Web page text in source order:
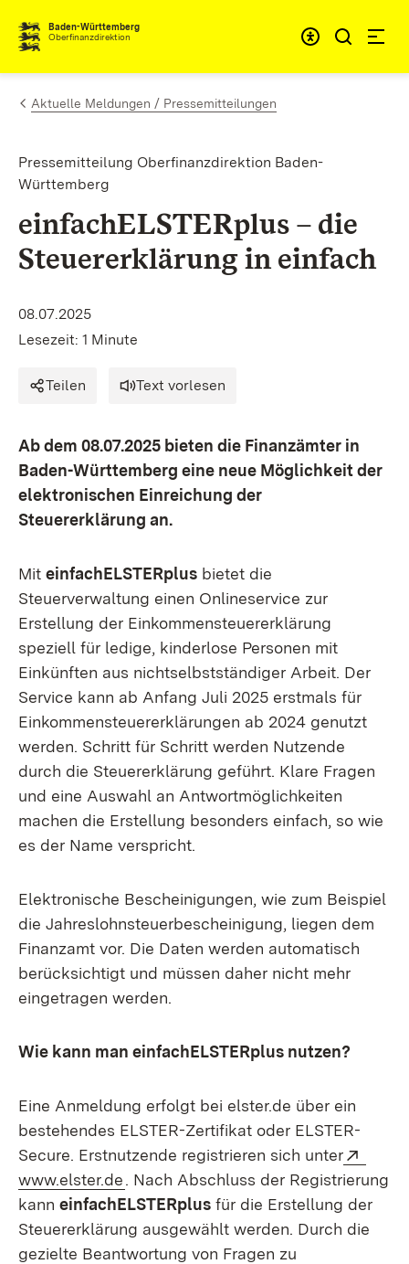
Zum Inhalt springen
Baden-Württemberg
Oberfinanzdirektion
Aktuelle Meldungen / Pressemitteilungen
Pressemitteilung Oberfinanzdirektion Baden-
Württemberg
einfachELSTERplus – die
Steuererklärung in einfach
08.07.2025
Lesezeit: 1 Minute
Teilen Text vorlesen
Ab dem 08.07.2025 bieten die Finanzämter in
Baden-Württemberg eine neue Möglichkeit der
elektronischen Einreichung der
Steuererklärung an.
Mit einfachELSTERplus bietet die
Steuerverwaltung einen Onlineservice zur
Erstellung der Einkommensteuererklärung
speziell für ledige, kinderlose Personen mit
Einkünften aus nichtselbstständiger Arbeit. Der
Service kann ab Anfang Juli 2025 erstmals für
Einkommensteuererklärungen ab 2024 genutzt
werden. Schritt für Schritt werden Nutzende
durch die Steuererklärung geführt. Klare Fragen
und eine Auswahl an Antwortmöglichkeiten
machen die Erstellung besonders einfach, so wie
es der Name verspricht.
Elektronische Bescheinigungen, wie zum Beispiel
die Jahreslohnsteuerbescheinigung, liegen dem
Finanzamt vor. Die Daten werden automatisch
berücksichtigt und müssen daher nicht mehr
eingetragen werden.
Wie kann man einfachELSTERplus nutzen?
Eine Anmeldung erfolgt bei elster.de über ein
bestehendes ELSTER-Zertifikat oder ELSTER-
Secure. Erstnutzende registrieren sich unter
www.elster.de (Öffnet in neuem Fenster)
. Nach Abschluss der Registrierung
kann einfachELSTERplus für die Erstellung der
Steuererklärung ausgewählt werden. Durch die
gezielte Beantwortung von Fragen zu